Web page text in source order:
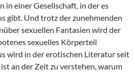
in einer Gesellschaft, in der es
gibt. Und trotz der zunehmenden
sexuellen Fantasien wird der
sexuelles Körperteil
wird in der erotischen Literatur seit
an der Zeit zu verstehen, warum